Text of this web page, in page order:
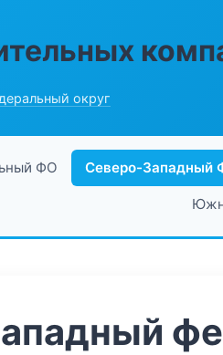
округ
ФО Северо-Западный